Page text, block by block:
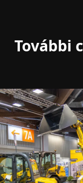
További